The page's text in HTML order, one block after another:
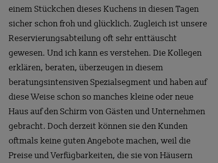
einem Stückchen dieses Kuchens in diesen Tagen
sicher schon froh und glücklich. Zugleich ist unsere
Reservierungsabteilung oft sehr enttäuscht
gewesen. Und ich kann es verstehen. Die Kollegen
erklären, beraten, überzeugen in diesem
beratungsintensiven Spezialsegment und haben auf
diese Weise schon so manches kleine oder neue
Haus auf den Schirm von Gästen und Unternehmen
gebracht. Doch derzeit können sie den Kunden
oftmals keine guten Angebote machen, weil die
Preise und Verfügbarkeiten, die sie von Häusern